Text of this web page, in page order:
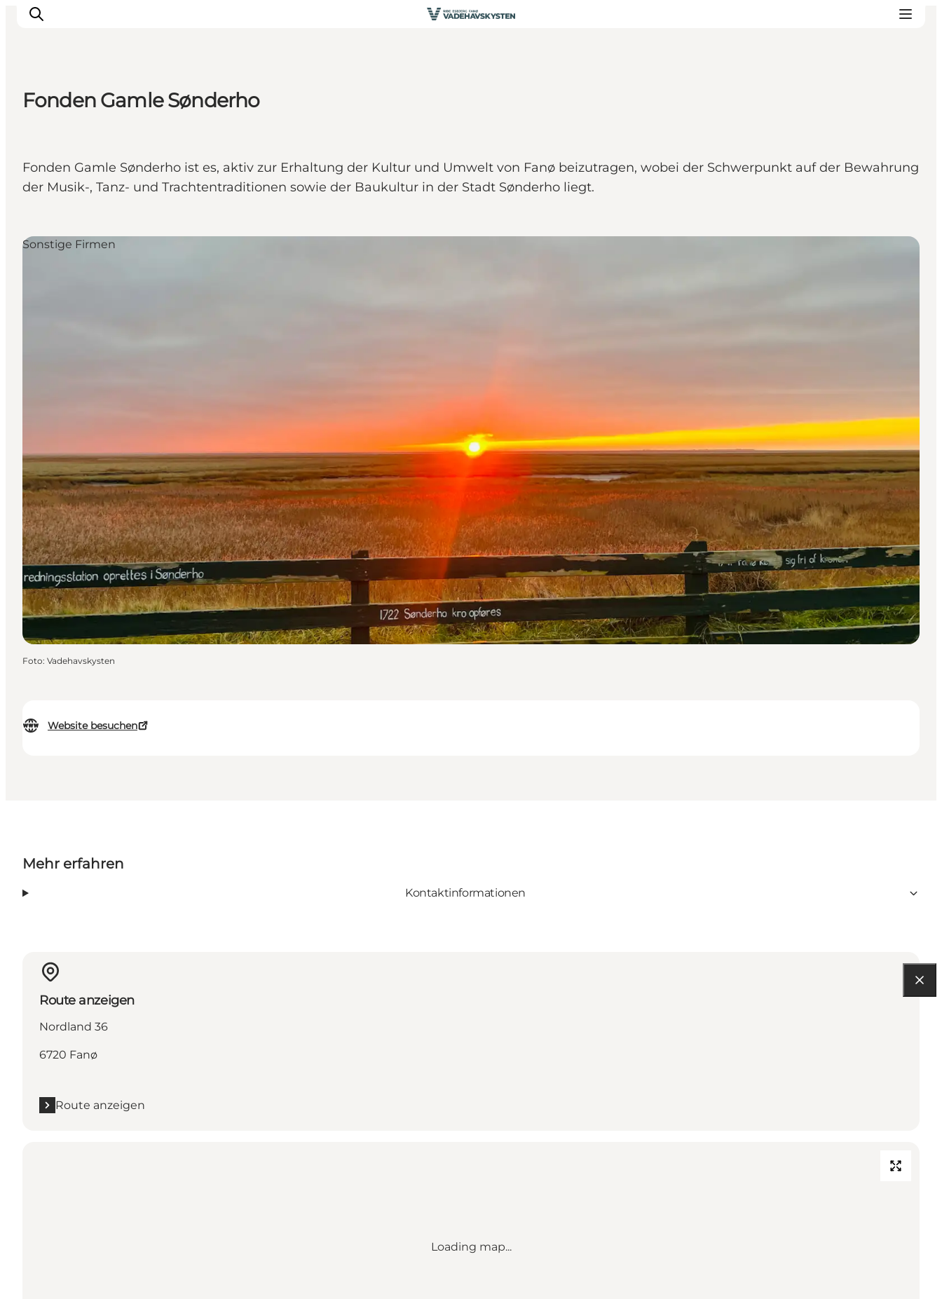
Fanø
Mandø
Wattenmeer
Veranstaltungen
Fonden Gamle Sønderho
Fonden Gamle Sønderho ist es, aktiv zur Erhaltung der Kultur und Umwelt von Fanø beizutragen, wobei der Schwerpunkt auf der Bewahrung
der Musik-, Tanz- und Trachtentraditionen sowie der Baukultur in der Stadt Sønderho liegt.
Website besuchen
Sonstige Firmen
Foto: Vadehavskysten
Mehr erfahren
Kontaktinformationen
Route anzeigen
Nordland 36
6720 Fanø
Route anzeigen
Loading map...